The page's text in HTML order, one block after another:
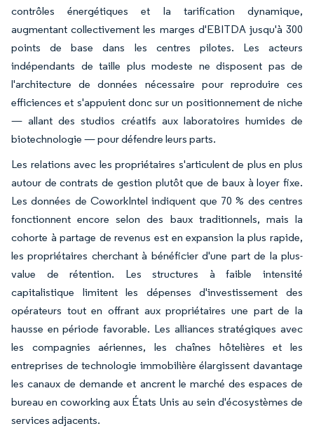
contrôles énergétiques et la tarification dynamique,
augmentant collectivement les marges d'EBITDA jusqu'à 300
points de base dans les centres pilotes. Les acteurs
indépendants de taille plus modeste ne disposent pas de
l'architecture de données nécessaire pour reproduire ces
efficiences et s'appuient donc sur un positionnement de niche
— allant des studios créatifs aux laboratoires humides de
biotechnologie — pour défendre leurs parts.
Les relations avec les propriétaires s'articulent de plus en plus
autour de contrats de gestion plutôt que de baux à loyer fixe.
Les données de CoworkIntel indiquent que 70 % des centres
fonctionnent encore selon des baux traditionnels, mais la
cohorte à partage de revenus est en expansion la plus rapide,
les propriétaires cherchant à bénéficier d'une part de la plus-
value de rétention. Les structures à faible intensité
capitalistique limitent les dépenses d'investissement des
opérateurs tout en offrant aux propriétaires une part de la
hausse en période favorable. Les alliances stratégiques avec
les compagnies aériennes, les chaînes hôtelières et les
entreprises de technologie immobilière élargissent davantage
les canaux de demande et ancrent le marché des espaces de
bureau en coworking aux États Unis au sein d'écosystèmes de
services adjacents.